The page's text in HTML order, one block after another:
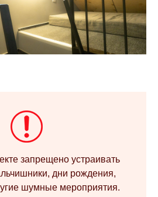
запрещено устраивать
дни рождения,
шумные мероприятия.